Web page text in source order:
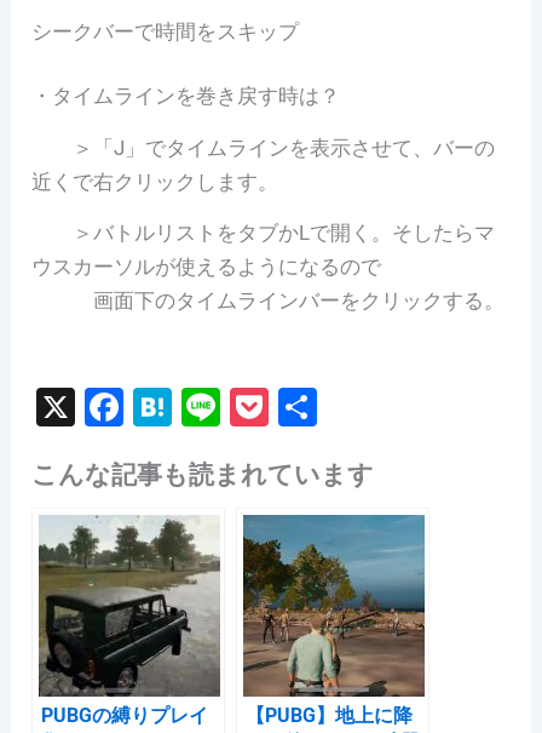
シークバーで時間をスキップ
・タイムラインを巻き戻す時は？
＞「J」でタイムラインを表示させて、バーの
近くで右クリックします。
＞バトルリストをタブかLで開く。そしたらマ
ウスカーソルが使えるようになるので
画面下のタイムラインバーをクリックする。
X
F
c
e
b
o
o
k
H
e
n
a
Li
e
P
c
k
et
こんな記事も読まれています
PUBGの縛りプレイ
【PUBG】地上に降